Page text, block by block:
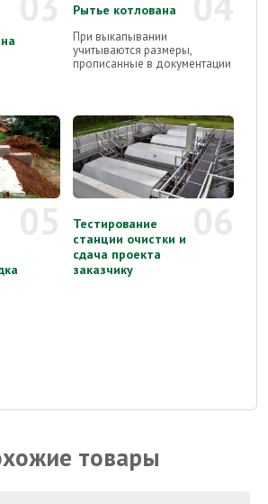
Рытье котлована
При выкапывании
учитываются размеры,
прописанные в документации
Тестирование
станции очистки и
сдача проекта
заказчику
товары